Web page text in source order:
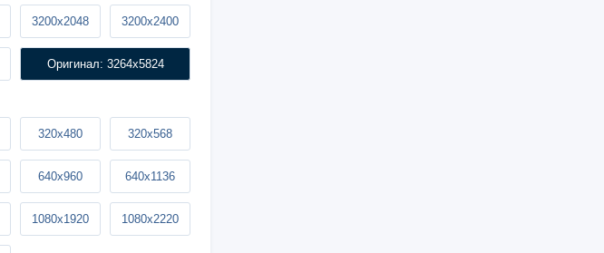
3200x2048 3200x2400
Оригинал: 3264x5824
320x480 320x568
640x960 640x1136
1080x1920 1080x2220